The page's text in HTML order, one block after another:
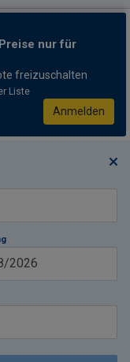
nur für
freizuschalten
Liste
Anmelden
2026